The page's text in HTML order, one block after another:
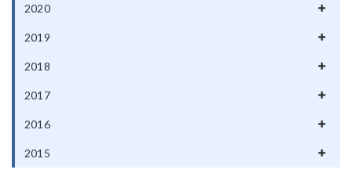
2020
2019
2018
2017
2016
2015